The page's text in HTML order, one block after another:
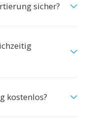
sicher?
kostenlos?